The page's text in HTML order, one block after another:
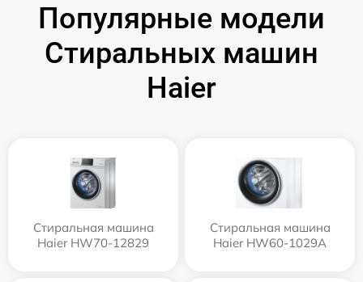
Популярные модели
Стиральных машин
Haier
Стиральная машина
Haier HW70-12829
Стиральная машина
Haier HW60-1029A